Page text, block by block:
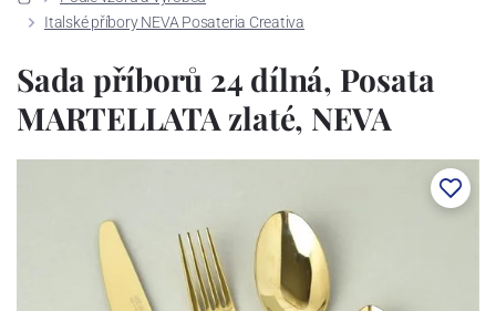
Italské příbory NEVA Posateria Creativa
Sada příborů 24 dílná, Posata
MARTELLATA zlaté, NEVA